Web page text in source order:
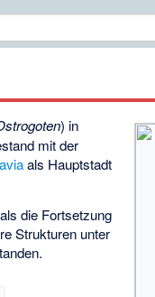
) in
mit der
als Hauptstadt
die Fortsetzung
Strukturen unter